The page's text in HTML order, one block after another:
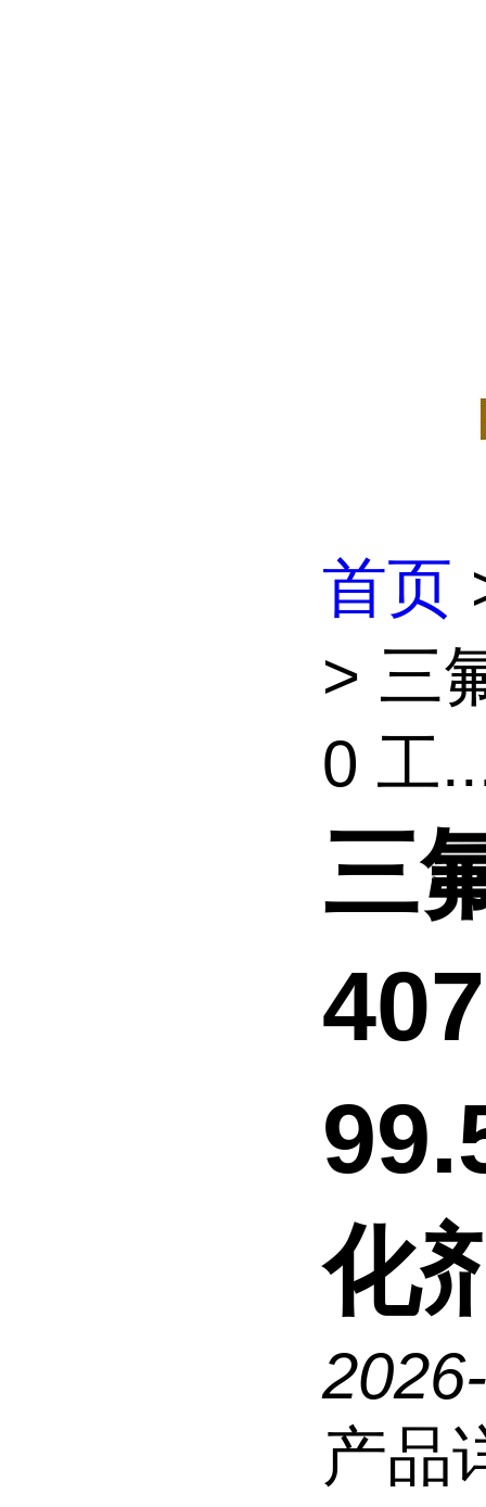
首页
> 三
0 工
三
化
产品